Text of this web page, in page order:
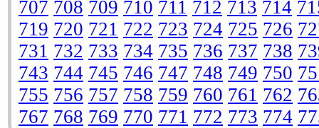
707 708 709 710 711 712 713 714
719 720 721 722 723 724 725 726
731 732 733 734 735 736 737 738
743 744 745 746 747 748 749 750
755 756 757 758 759 760 761 762
767 768 769 770 771 772 773 774